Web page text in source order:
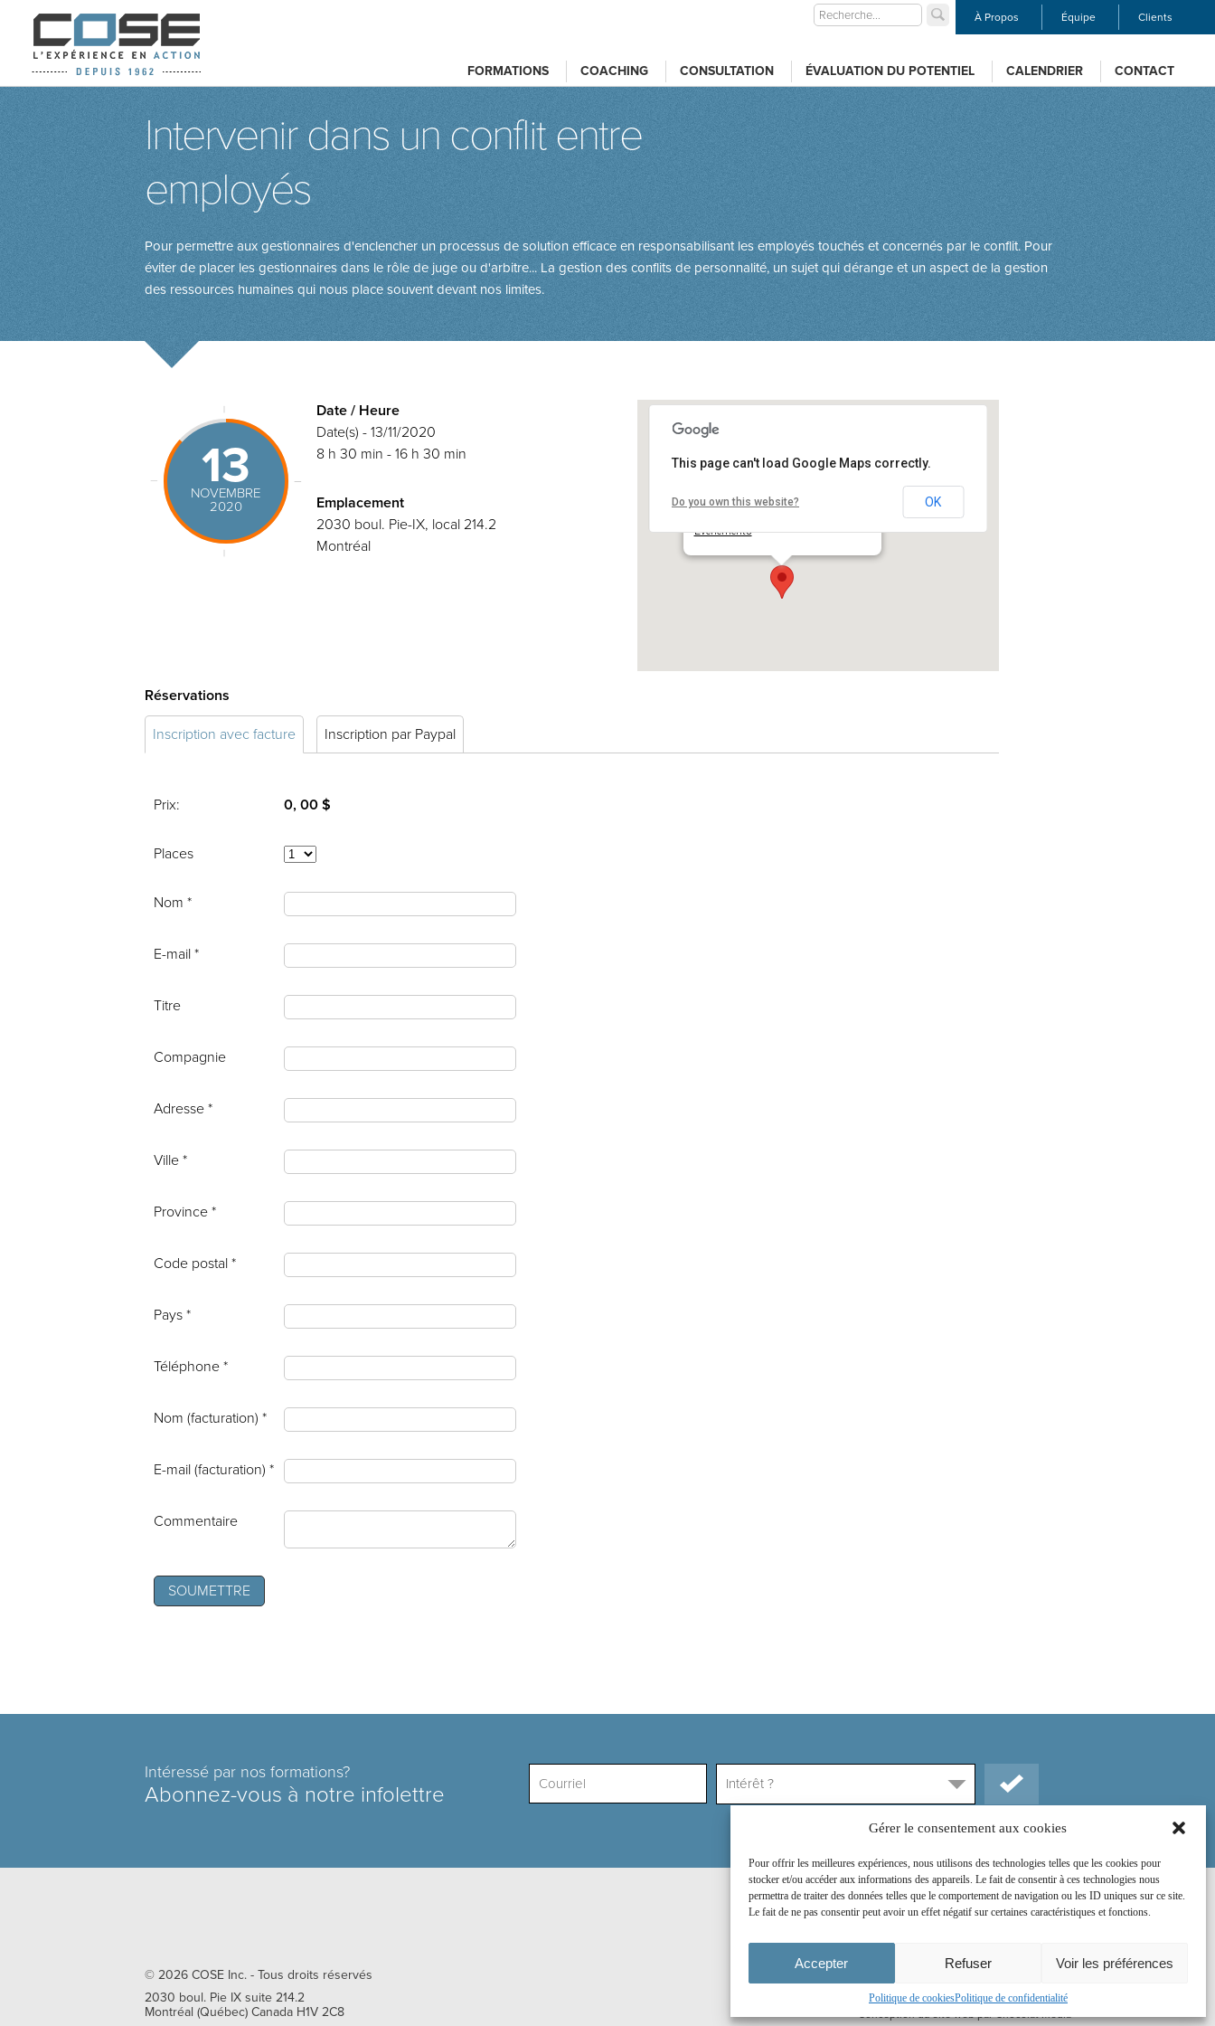
Gérer le consentement aux cookies
Pour offrir les meilleures expériences, nous utilisons des technologies telles que les cookies pour
stocker et/ou accéder aux informations des appareils. Le fait de consentir à ces technologies nous
permettra de traiter des données telles que le comportement de navigation ou les ID uniques sur ce site.
Le fait de ne pas consentir peut avoir un effet négatif sur certaines caractéristiques et fonctions.
Accepter Refuser Voir les préférences
Politique de cookiesPolitique de confidentialité
À Propos Équipe Clients
FORMATIONS COACHING CONSULTATION ÉVALUATION DU POTENTIEL CALENDRIER CONTACT
Intervenir dans un conflit entre
employés
Pour permettre aux gestionnaires d'enclencher un processus de solution efficace en responsabilisant les employés touchés et concernés par le conflit. Pour
éviter de placer les gestionnaires dans le rôle de juge ou d'arbitre... La gestion des conflits de personnalité, un sujet qui dérange et un aspect de la gestion
des ressources humaines qui nous place souvent devant nos limites.
13
NOVEMBRE
2020
COSE inc.
Événements
This page can't load Google Maps correctly.
Do you own this website? OK
Date / Heure
Date(s) - 13/11/2020
8 h 30 min - 16 h 30 min
Emplacement
2030 boul. Pie-IX, local 214.2
Montréal
Réservations
Inscription avec facture Inscription par Paypal
Prix: 0, 00 $
Places
Nom *
E-mail *
Titre
Compagnie
Adresse *
Ville *
Province *
Code postal *
Pays *
Téléphone *
Nom (facturation) *
E-mail (facturation) *
Commentaire
Intéressé par nos formations?
Abonnez-vous à notre infolettre Intérêt ?
Rejoignez-nous sur :
© 2026 COSE Inc.- Tous droits réservés
2030 boul. Pie IX suite 214.2
Montréal (Québec) Canada H1V 2C8 Conception du site web parChocolat Média